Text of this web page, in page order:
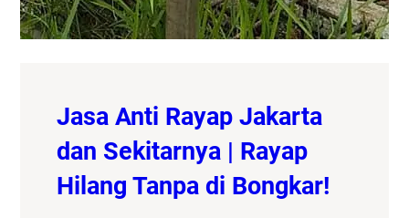
Jasa Anti Rayap Jakarta
dan Sekitarnya | Rayap
Hilang Tanpa di Bongkar!